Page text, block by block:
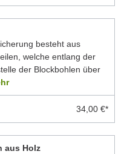
besteht aus
welche entlang der
der Blockbohlen über
34,00 €*
aus Holz